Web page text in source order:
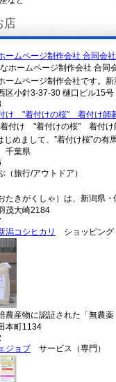
店
ームページ制作会社 合同会
ームページ制作会社です。
区小針3-37-30 樋口ビル15号
け "着付けの桜" 着付け師
じめまして、”着付け桜”の有
葉県
（旅行/アウトドア）
たきがくしゃ）は、新潟県
茂大崎2184
潟コシヒカリ
ショッピング
農産物に認証された「無農
本町1134
ジョブ サービス（専門）